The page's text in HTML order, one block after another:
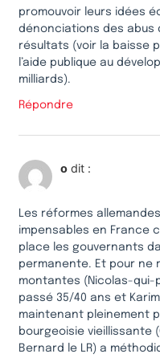
promouvoir leurs idées
dénonciations des abus
résultats (voir la baisse
l’aide publique au
milliards).
Répondre
o dit :
Les réformes
impensables en France
place les gouvernants
permanente. Et pour ne
montantes (Nicolas-
passé 35/40 ans et
maintenant pleinement
bourgeoisie vieillissante
Bernard le LR) a